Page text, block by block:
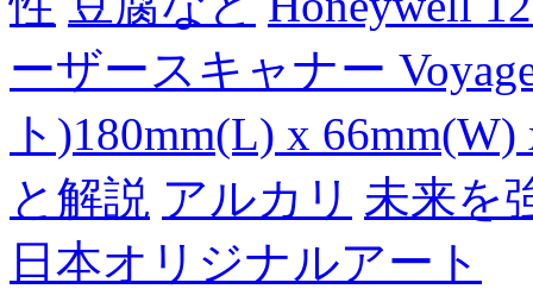
ーザースキャナー
ト)180mm(L) x
と解説 アルカリ 未来を
日本オリジナルアート